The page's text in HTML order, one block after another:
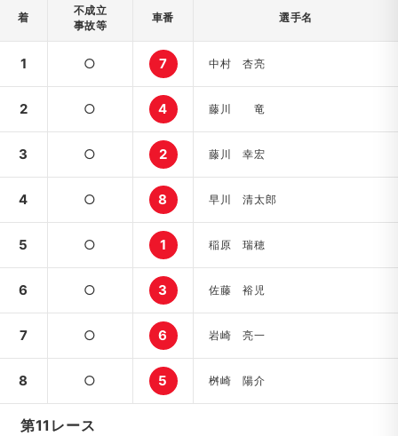
着
不成立
事故等
車番 選手名
1 ○ 7 中村 杏亮
2 ○ 4 藤川 竜
3 ○ 2 藤川 幸宏
4 ○ 8 早川 清太郎
5 ○ 1 稲原 瑞穂
6 ○ 3 佐藤 裕児
7 ○ 6 岩崎 亮一
8 ○ 5 桝崎 陽介
第11レース